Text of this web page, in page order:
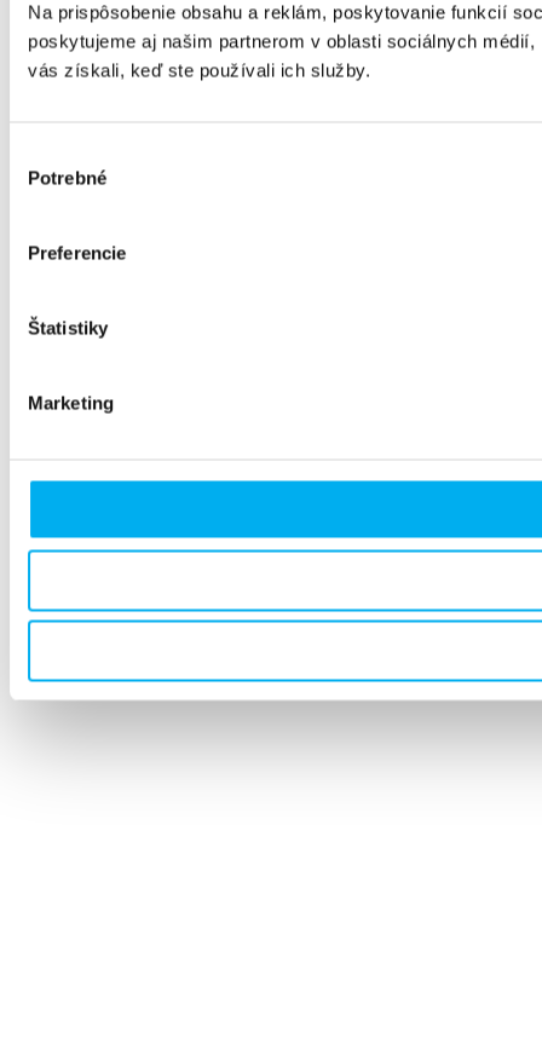
Na prispôsobenie obsahu a reklám, poskytovanie funkcií
poskytujeme aj našim partnerom v oblasti sociálnych
vás získali, keď ste používali ich služby.
súhlasu
Potrebné
Preferencie
Štatistiky
Marketing